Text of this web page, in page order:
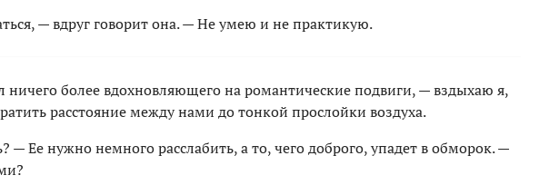
— вдруг говорит она. — Не умею и не практикую.
более вдохновляющего на романтические подвиги, — вздыхаю я,
расстояние между нами до тонкой прослойки воздуха.
Ее нужно немного расслабить, а то, чего доброго, упадет в обморок. —